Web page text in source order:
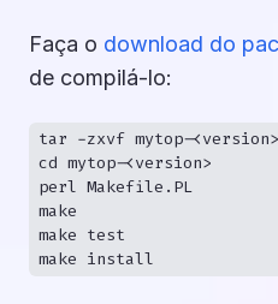
Faça o download do
de compilá-lo:
tar -zxvf mytop-
cd mytop-<version>
perl Makefile.PL
make
make test